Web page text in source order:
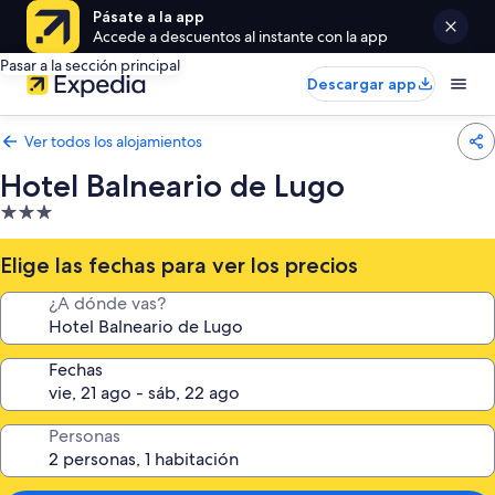
Pásate a la app
Accede a descuentos al instante con la app
Pasar a la sección principal
Descargar app
Ver todos los alojamientos
Hotel Balneario de Lugo
Alojamiento
de
3.0 estrellas
Elige las fechas para ver los precios
¿A dónde vas?
Fechas
Personas